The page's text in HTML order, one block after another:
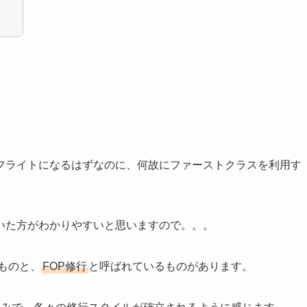
イトになるはずなのに、何故にファーストクラスを利用す
方がわかりやすいと思いますので。。。
のと、 FOP修行 と呼ばれているものがあります。